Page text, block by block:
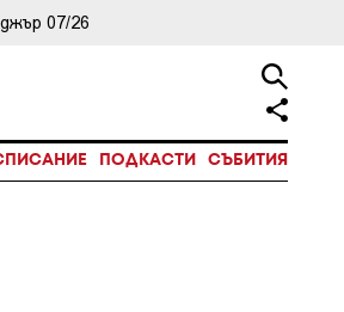
07/26
ПОДКАСТИ СЪБИТИЯ